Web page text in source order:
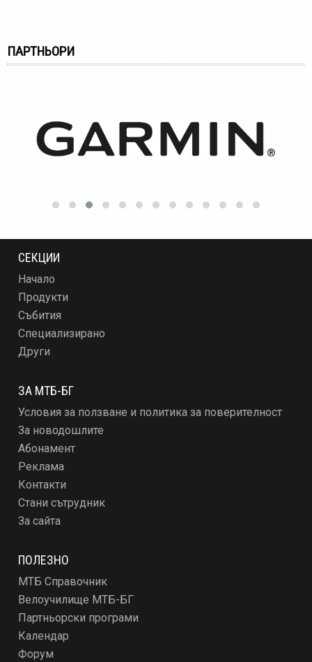
ПАРТНЬОРИ
СЕКЦИИ
Начало
Продукти
Събития
Специализирано
Други
ЗА МТБ-БГ
Условия за ползване и политика за поверителност
За новодошлите
Абонамент
Реклама
Контакти
Стани сътрудник
За сайта
ПОЛЕЗНО
МТБ Справочник
Велоучилище МТБ-БГ
Партньорски програми
Календар
Форум